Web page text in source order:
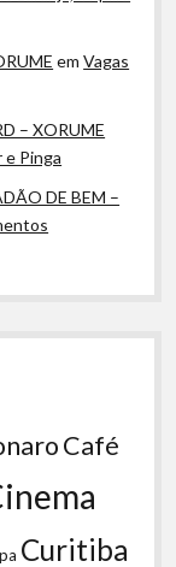
emVagas
– XORUME
e Pinga
DE BEM –
Café
Curitiba